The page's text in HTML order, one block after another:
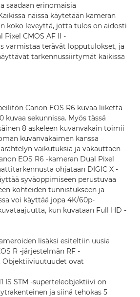
saadaan erinomaisia
näissä käytetään kameran
koko leveyttä, jotta tulos on aidosti
Pixel CMOS AF II -
varmistaa terävät lopputulokset, ja
tarkennussiirtymät kaikissa
Canon EOS R6 kuvaa liikettä
kuvaa sekunnissa. Myös tässä
8 askeleen kuvanvakain toimii
kuvanvakaimen kanssa
vaikutuksia ja vakauttaen
EOS R6 -kameran Dual Pixel
ohjataan DIGIC X -
syväoppimiseen perustuvaa
kohteiden tunnistukseen ja
voi käyttää jopa 4K/60p-
kun kuvataan Full HD -
lisäksi esiteltiin uusia
R -järjestelmän RF -
ovat
IS STM -superteleobjektiivi on
ja siinä tehokas 5